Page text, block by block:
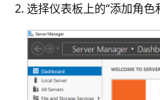
选择仪表板上的“添加角色